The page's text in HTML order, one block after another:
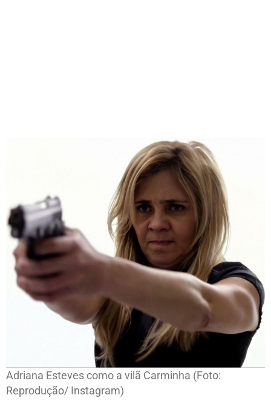
Adriana Esteves como a vilã Carminha (Foto:
Reprodução/ Instagram)